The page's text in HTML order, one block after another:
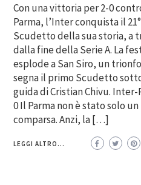
Con una vittoria per 2-0
Parma, l’Inter conquista il 21°
Scudetto della sua storia, a
dalla fine della Serie A. La
esplode a San Siro, un
segna il primo Scudetto
guida di Cristian Chivu. Inter-
0 Il Parma non è stato solo un
comparsa. Anzi, la […]
LEGGI ALTRO...